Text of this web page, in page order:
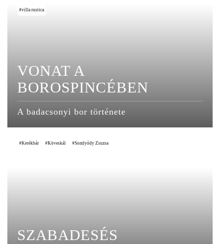
villa rustica
VONAT A
BOROSPINCÉBEN
A badacsonyi bor története
Kerékbár Köveskál Somlyódy Zsuzsa
SZABADESÉS